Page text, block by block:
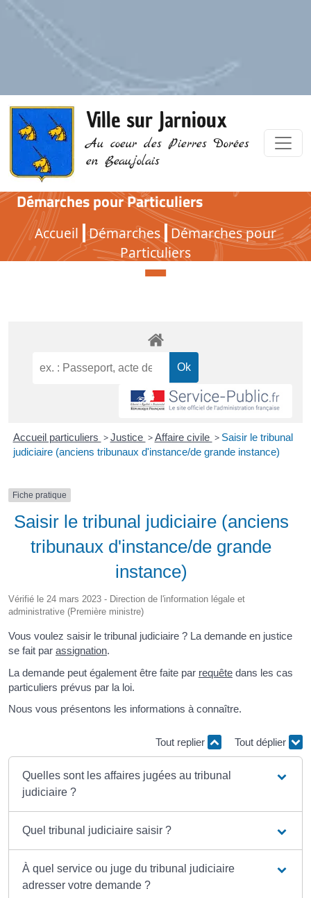
Ville sur Jarnioux
Au coeur des Pierres Dorées
en Beaujolais
Démarches pour Particuliers
Accueil Démarches Démarches pour
Particuliers
Démarches pour Particuliers
Accueil particuliers > Justice > Affaire civile > Saisir le tribunal
judiciaire (anciens tribunaux d'instance/de grande instance)
Fiche pratique
Saisir le tribunal judiciaire (anciens
tribunaux d'instance/de grande
instance)
Vérifié le 24 mars 2023 - Direction de l'information légale et
administrative (Première ministre)
Vous voulez saisir le tribunal judiciaire ? La demande en justice
se fait par assignation.
La demande peut également être faite par requête dans les cas
particuliers prévus par la loi.
Nous vous présentons les informations à connaître.
Tout replier Tout déplier
Quelles sont les affaires jugées au tribunal
judiciaire ?
Quel tribunal judiciaire saisir ?
À quel service ou juge du tribunal judiciaire
adresser votre demande ?